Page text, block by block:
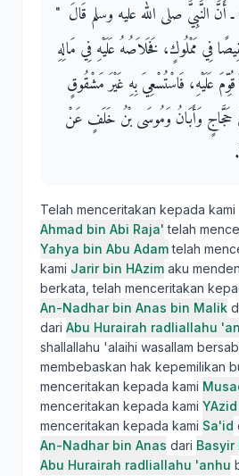
أَنَّ النَّبِيَّ صلى الله عليه وسلم قَالَ ‏ "‏
فِي مَمْلُوكٍ، فَخَلاَصُهُ عَلَيْهِ فِي مَالِهِ
عَلَيْهِ، فَاسْتُسْعِيَ بِهِ غَيْرَ مَشْقُوقٍ
حَجَّاجٍ وَأَبَانُ وَمُوسَى بْنُ خَلَفٍ عَنْ
Telah menceritakan kepada kami
Ahmad bin Abi Raja' telah
Yahya bin Abu Adamtelah
kami Jarir bin HAzim aku
berkata, telah menceritakan
An-Nadhar bin Anas bin Malik
dari Abu Hurairah radliallahu
shallallahu 'alaihi wasallam
membebaskan hak kepemilikan
menceritakan kepada kami
menceritakan kepada kami
menceritakan kepada kami Sa'id
An-Nadhar bin Anas dari Basyir
Abu Hurairah radliallahu 'anhu